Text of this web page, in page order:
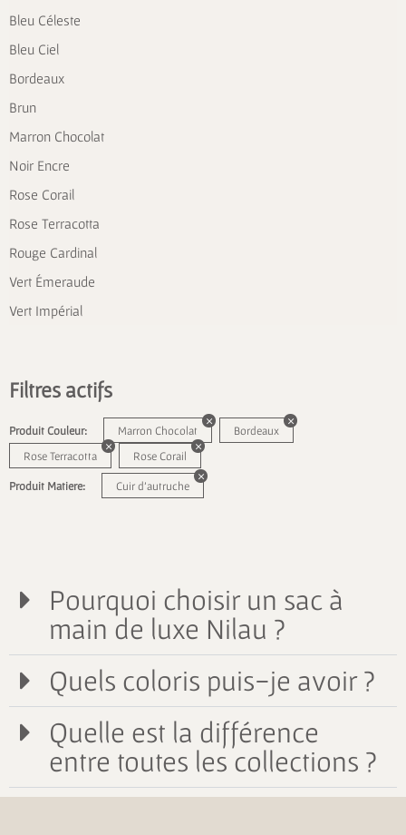
Bleu Céleste
Bleu Ciel
Bordeaux
Brun
Marron Chocolat
Noir Encre
Rose Corail
Rose Terracotta
Rouge Cardinal
Vert Émeraude
Vert Impérial
Filtres actifs
Produit Couleur: Marron Chocolat
Bordeaux
Rose Terracotta
Rose Corail
Produit Matiere: Cuir d'autruche
Pourquoi choisir un sac à
main de luxe Nilau ?
Quels coloris puis-je avoir ?
Quelle est la différence
entre toutes les collections ?